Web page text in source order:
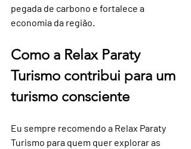
pegada de carbono e fortalece a
economia da região.
Como a Relax Paraty
Turismo contribui para um
turismo consciente
Eu sempre recomendo a Relax Paraty
Turismo para quem quer explorar as